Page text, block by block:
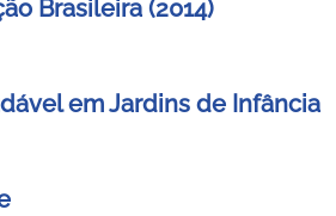
Brasileira (2014)
em Jardins de Infância